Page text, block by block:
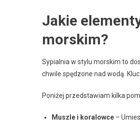
Jakie
morskim?
Sypialnia w stylu morskim to
chwile spędzone nad wodą.
Poniżej przedstawiam kilka
Muszle i koralowce –